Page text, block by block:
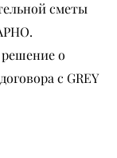
сметы
о
с GREY